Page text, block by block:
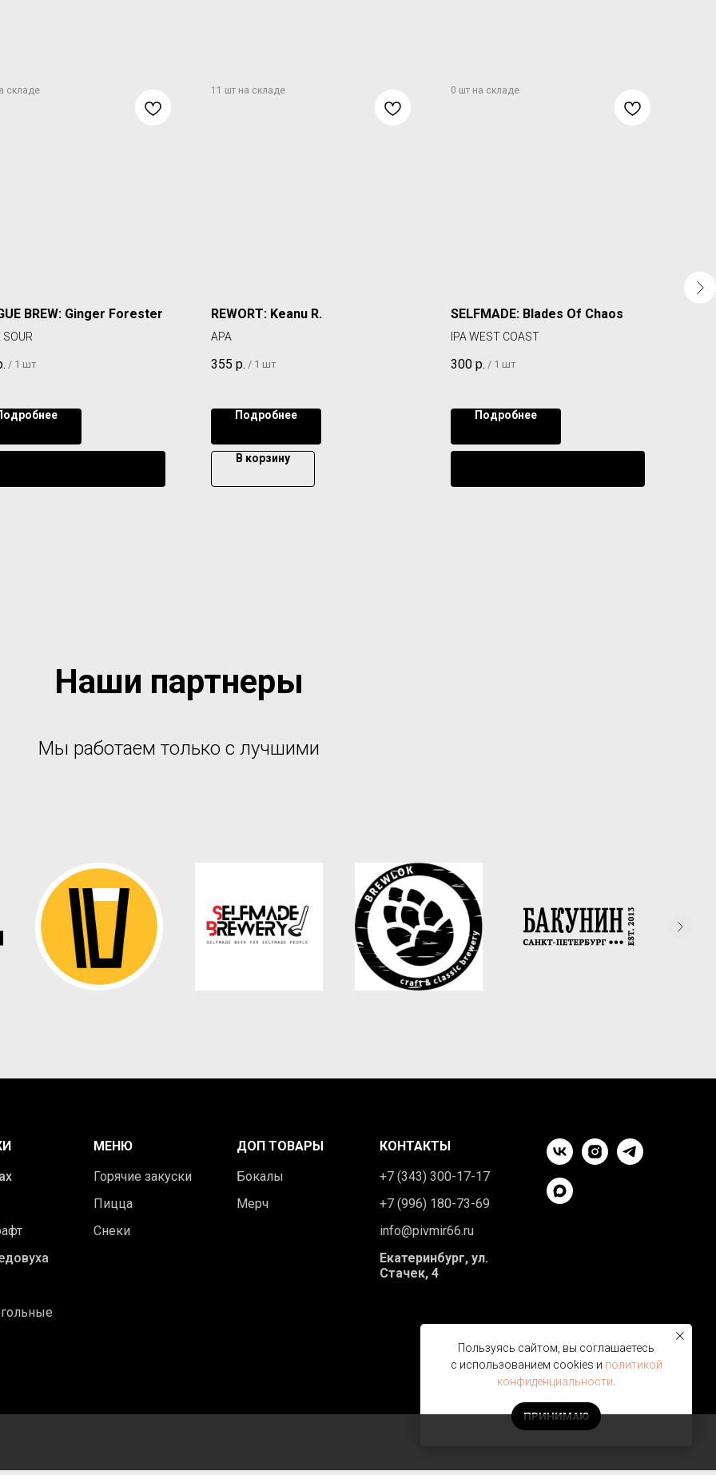
BREW: Ginger Forester
SOUR
/ 1 шт
REWORT: Keanu R.
APA
355 р. / 1 шт
Подробнее
В корзину
SELFMADE: Blades Of Chaos
IPA WEST COAST
300 р. / 1 шт
Подробнее
Наши партнеры
Мы работаем только с лучшими
МЕНЮ
Горячие закуски
Пицца
Снеки
ДОП ТОВАРЫ
Бокалы
Мерч
КОНТАКТЫ
+7 (343) 300-17-17
+7 (996) 180-73-69
info@pivmir66.ru
Екатеринбург, ул.
Стачек, 4
Пользуясь сайтом, вы соглашаетесь
с использованием cookies и политикой
конфиденциальности.
ПРИНИМАЮ